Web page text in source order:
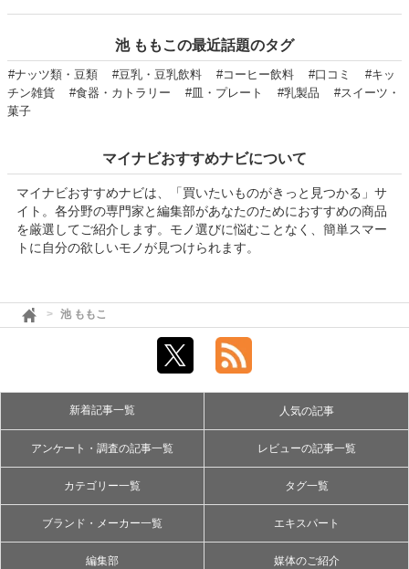
池 ももこの最近話題のタグ
#ナッツ類・豆類 #豆乳・豆乳飲料 #コーヒー飲料 #口コミ
#キッ
チン雑貨
#食器・カトラリー #皿・プレート #乳製品
#スイーツ・
菓子
マイナビおすすめナビについて
マイナビおすすめナビは、「買いたいものがきっと見つかる」サ
イト。各分野の専門家と編集部があなたのためにおすすめの商品
を厳選してご紹介します。モノ選びに悩むことなく、簡単スマー
トに自分の欲しいモノが見つけられます。
池 ももこ
新着記事一覧 人気の記事
アンケート・調査の記事一覧 レビューの記事一覧
カテゴリー一覧 タグ一覧
ブランド・メーカー一覧 エキスパート
編集部 媒体のご紹介